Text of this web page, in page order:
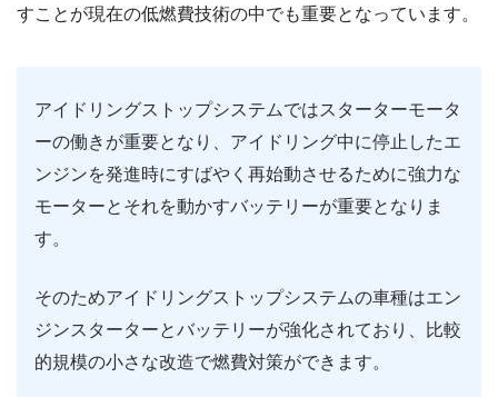
すことが現在の低燃費技術の中でも重要となっています。
アイドリングストップシステムではスターターモータ
ーの働きが重要となり、アイドリング中に停止したエ
ンジンを発進時にすばやく再始動させるために強力な
モーターとそれを動かすバッテリーが重要となりま
す。
そのためアイドリングストップシステムの車種はエン
ジンスターターとバッテリーが強化されており、比較
的規模の小さな改造で燃費対策ができます。